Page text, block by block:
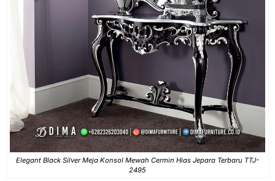
Elegant Black Silver Meja Konsol Mewah Cermin Hias Jepara Terbaru TTJ-
2495